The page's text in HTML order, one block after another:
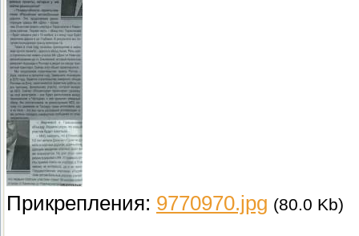
Прикрепления: 9770970.jpg (80.0 Kb)